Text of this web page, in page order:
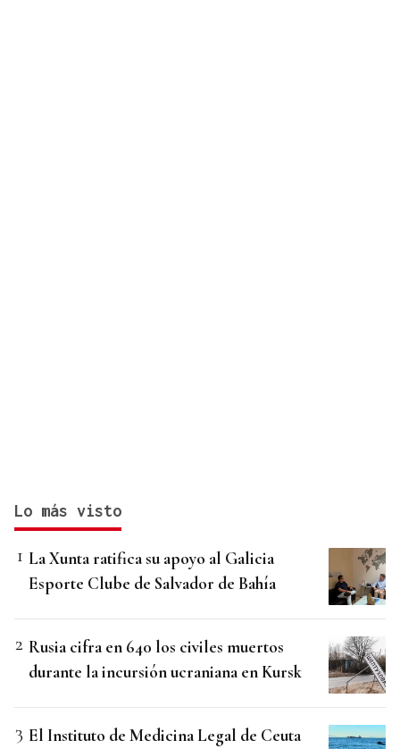
Lo más visto
La Xunta ratifica su apoyo al Galicia
Esporte Clube de Salvador de Bahía
Rusia cifra en 640 los civiles muertos
durante la incursión ucraniana en Kursk
El Instituto de Medicina Legal de Ceuta